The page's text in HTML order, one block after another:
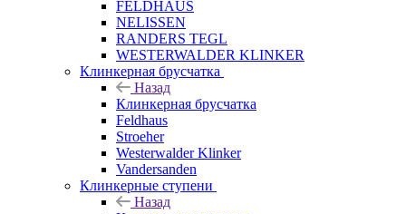
FELDHAUS
NELISSEN
RANDERS TEGL
WESTERWALDER KLINKER
Клинкерная брусчатка
Назад
Клинкерная брусчатка
Feldhaus
Stroeher
Westerwalder Klinker
Vandersanden
Клинкерные ступени
Назад